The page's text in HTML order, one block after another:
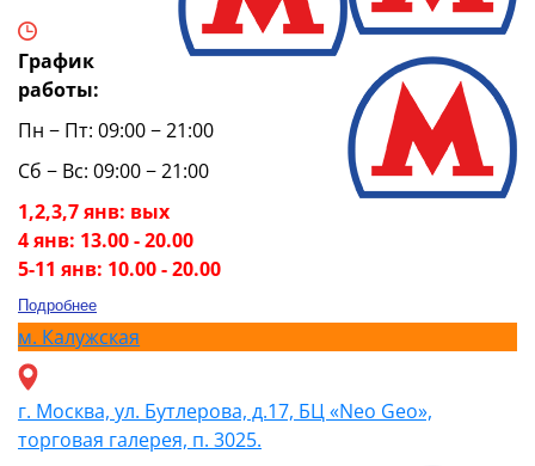
График
работы:
Пн − Пт: 09:00 − 21:00
Сб − Вс: 09:00 − 21:00
1,2,3,7 янв: вых
4 янв: 13.00 - 20.00
5-11 янв: 10.00 - 20.00
Подробнее
м. Калужская
г. Москва, ул. Бутлерова, д.17, БЦ «Neo Geo»,
торговая галерея, п. 3025.